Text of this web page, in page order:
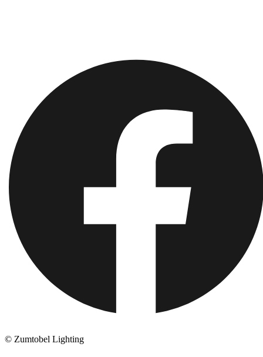
© Zumtobel Lighting